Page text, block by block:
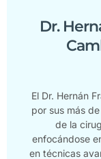
Dr.
El Dr. Hernán
por sus más
de la
enfocándose
en técnicas